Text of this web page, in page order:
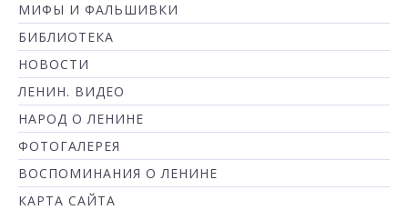
МИФЫ И ФАЛЬШИВКИ
БИБЛИОТЕКА
НОВОСТИ
ЛЕНИН. ВИДЕО
НАРОД О ЛЕНИНЕ
ФОТОГАЛЕРЕЯ
ВОСПОМИНАНИЯ О ЛЕНИНЕ
КАРТА САЙТА